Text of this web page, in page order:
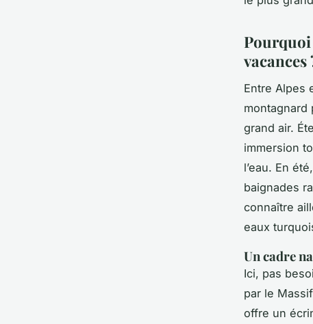
Pourquoi
vacances
Entre Alpes
grand air.
immersion
l’eau. En
baignades
connaître
eaux
Un cadre
Ici, pas
par le
offre un